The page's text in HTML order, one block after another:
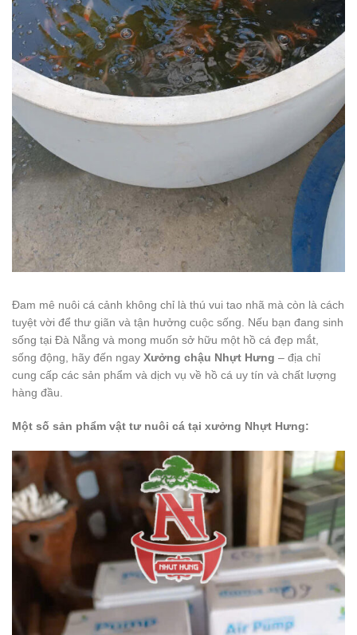
Đam mê nuôi cá cảnh không chỉ là thú vui tao nhã mà còn là cách
tuyệt vời để thư giãn và tận hưởng cuộc sống. Nếu bạn đang sinh
sống tại Đà Nẵng và mong muốn sở hữu một hồ cá đẹp mắt,
sống động, hãy đến ngay Xưởng chậu Nhựt Hưng – địa chỉ
cung cấp các sản phẩm và dịch vụ về hồ cá uy tín và chất lượng
hàng đầu.
Một số sản phẩm vật tư nuôi cá tại xưởng Nhựt Hưng: